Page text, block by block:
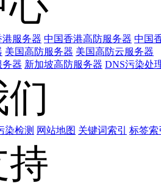
服务器 中国香港高防服务器 中国
美国高防服务器 美国高防云服务器
务器 新加坡高防服务器 DNS污染处
染检测 网站地图 关键词索引 标签索
持